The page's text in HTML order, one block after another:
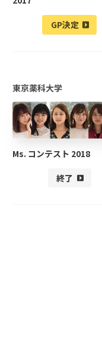
GP決定
東京薬科大学
Ms. コンテスト 2018
終了